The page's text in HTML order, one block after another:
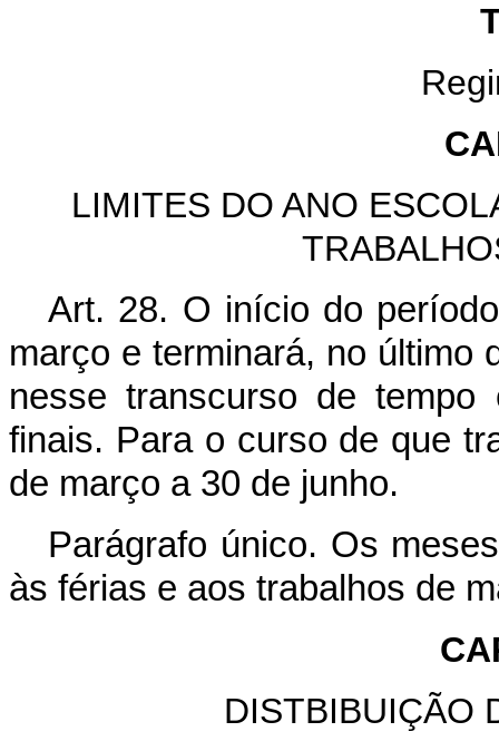
LIMITES DO ANO
Art. 28. O início do
março e terminará, no último
nesse transcurso de
finais. Para o curso de que
de março a 30 de junho.
Parágrafo único. Os
às férias e aos trabalhos de
DISTBIBUIÇÃO